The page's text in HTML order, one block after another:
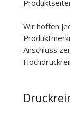
Wir hoffen
Anschluss